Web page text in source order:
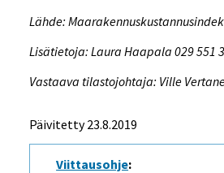
Lähde:
Lisätietoja: Laura Haapala 029 551
Vastaava tilastojohtaja: Ville
Päivitetty 23.8.2019
Viittausohje: